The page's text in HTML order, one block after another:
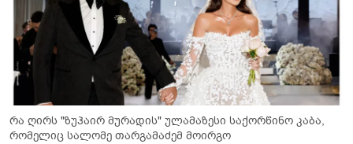
რა ღირს "ზუჰაირ მურადის" ულამაზესი საქორწინო კაბა,
რომელიც სალომე თარგამაძემ მოირგო